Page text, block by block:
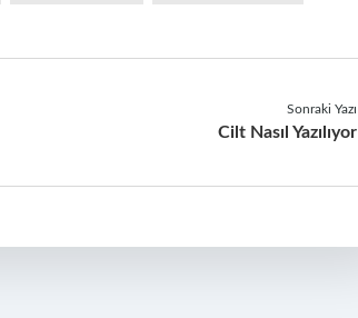
Sonraki Yazı
Cilt Nasıl Yazılıyor